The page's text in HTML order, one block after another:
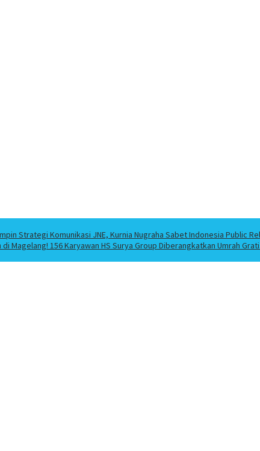
Strategi Komunikasi JNE, Kurnia Nugraha Sabet Indonesia Public
di Magelang! 156 Karyawan HS Surya Group Diberangkatkan Umrah